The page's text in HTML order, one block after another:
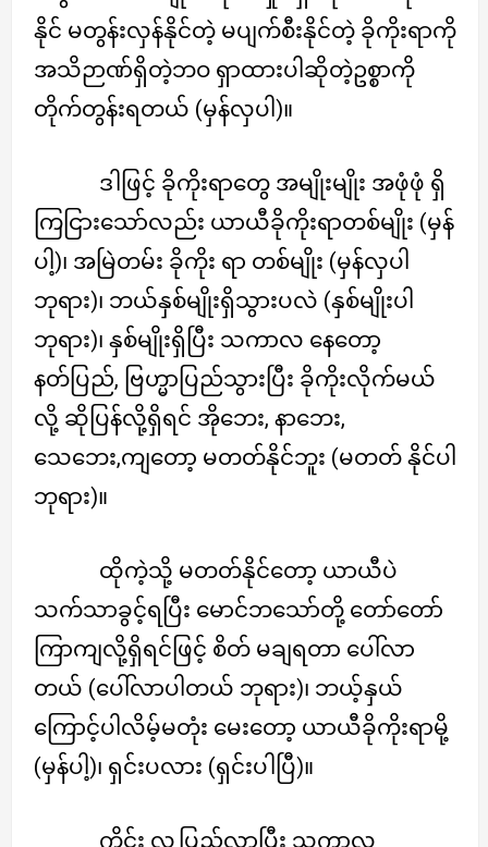
နိုင် မတွန်းလှန်နိုင်တဲ့ မပျက်စီးနိုင်တဲ့ ခိုကိုးရာကို
အသိဉာဏ်ရှိတဲ့ဘဝ ရှာထားပါဆိုတဲ့ဥစ္စာကို
တိုက်တွန်းရတယ် (မှန်လှပါ)။
ဒါဖြင့် ခိုကိုးရာတွေ အမျိုးမျိုး အဖုံဖုံ ရှိ
ကြငြားသော်လည်း ယာယီခိုကိုးရာတစ်မျိုး (မှန်
ပါ့)၊ အမြဲတမ်း ခိုကိုး ရာ တစ်မျိုး (မှန်လှပါ
ဘုရား)၊ ဘယ်နှစ်မျိုးရှိသွားပလဲ (နှစ်မျိုးပါ
ဘုရား)၊ နှစ်မျိုးရှိပြီး သကာလ နေတော့
နတ်ပြည်, ဗြဟ္မာပြည်သွားပြီး ခိုကိုးလိုက်မယ်
လို့ ဆိုပြန်လို့ရှိရင် အိုဘေး, နာဘေး,
သေဘေး,ကျတော့ မတတ်နိုင်ဘူး (မတတ် နိုင်ပါ
ဘုရား)။
ထိုကဲ့သို့ မတတ်နိုင်တော့ ယာယီပဲ
သက်သာခွင့်ရပြီး မောင်ဘသော်တို့ တော်တော်
ကြာကျလို့ရှိရင်ဖြင့် စိတ် မချရတာ ပေါ်လာ
တယ် (ပေါ်လာပါတယ် ဘုရား)၊ ဘယ့်နှယ်
ကြောင့်ပါလိမ့်မတုံး မေးတော့ ယာယီခိုကိုးရာမို့
(မှန်ပါ့)၊ ရှင်းပလား (ရှင်းပါပြီ)။
ကိုင်း လူ့ပြည်လာပြီး သကာလ